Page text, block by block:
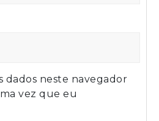
dados neste navegador
vez que eu